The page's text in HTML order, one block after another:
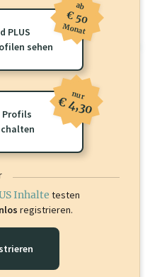
PLUS Inhalte
Schalten Sie dieses Profil frei
zu sehen.
PLUS
sehen
ab
€ 50
Monat
Profils
nur
€ 4,30
Inhalte testen
registrieren.